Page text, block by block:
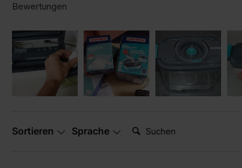
Bewertungen
Sortieren Sprache Suchen: